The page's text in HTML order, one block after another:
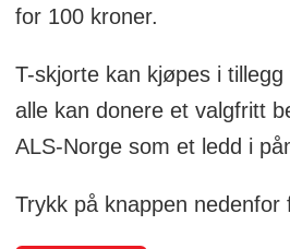
for 100 kroner.
T-skjorte kan kjøpes i
alle kan donere et valgfritt
ALS-Norge som et ledd i
Trykk på knappen nedenfor